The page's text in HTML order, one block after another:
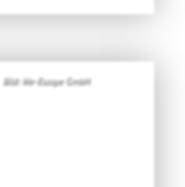
Bild: We-Escape GmbH